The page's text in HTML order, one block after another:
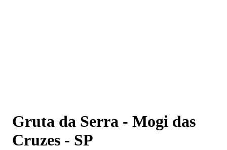
Gruta da Serra - Mogi das
Cruzes - SP